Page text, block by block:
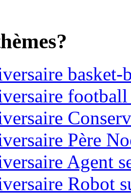
basket-
football
Père
Agent
Robot